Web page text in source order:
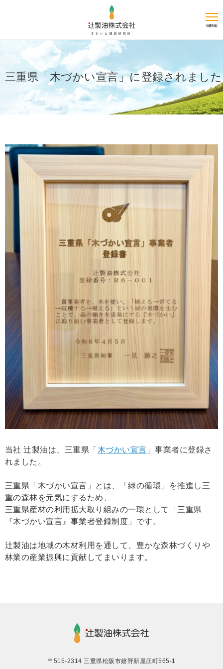
三重県「木づかい宣言」に登録されました
当社 辻製油は、三重県「 木づかい宣言 」事業者に登録さ
れました。
三重県「木づかい宣言」とは、「緑の循環」を推進し三
重の森林を元気にするため、
三重県産材の利用拡大取り組みの一環として「三重県
『木づかい宣言』事業者登録制度」です。
辻製油は地域の木材利用を通して、豊かな森林づくりや
林業の産業振興に貢献してまいります。
〒515-2314 三重県松阪市嬉野新屋庄町565-1